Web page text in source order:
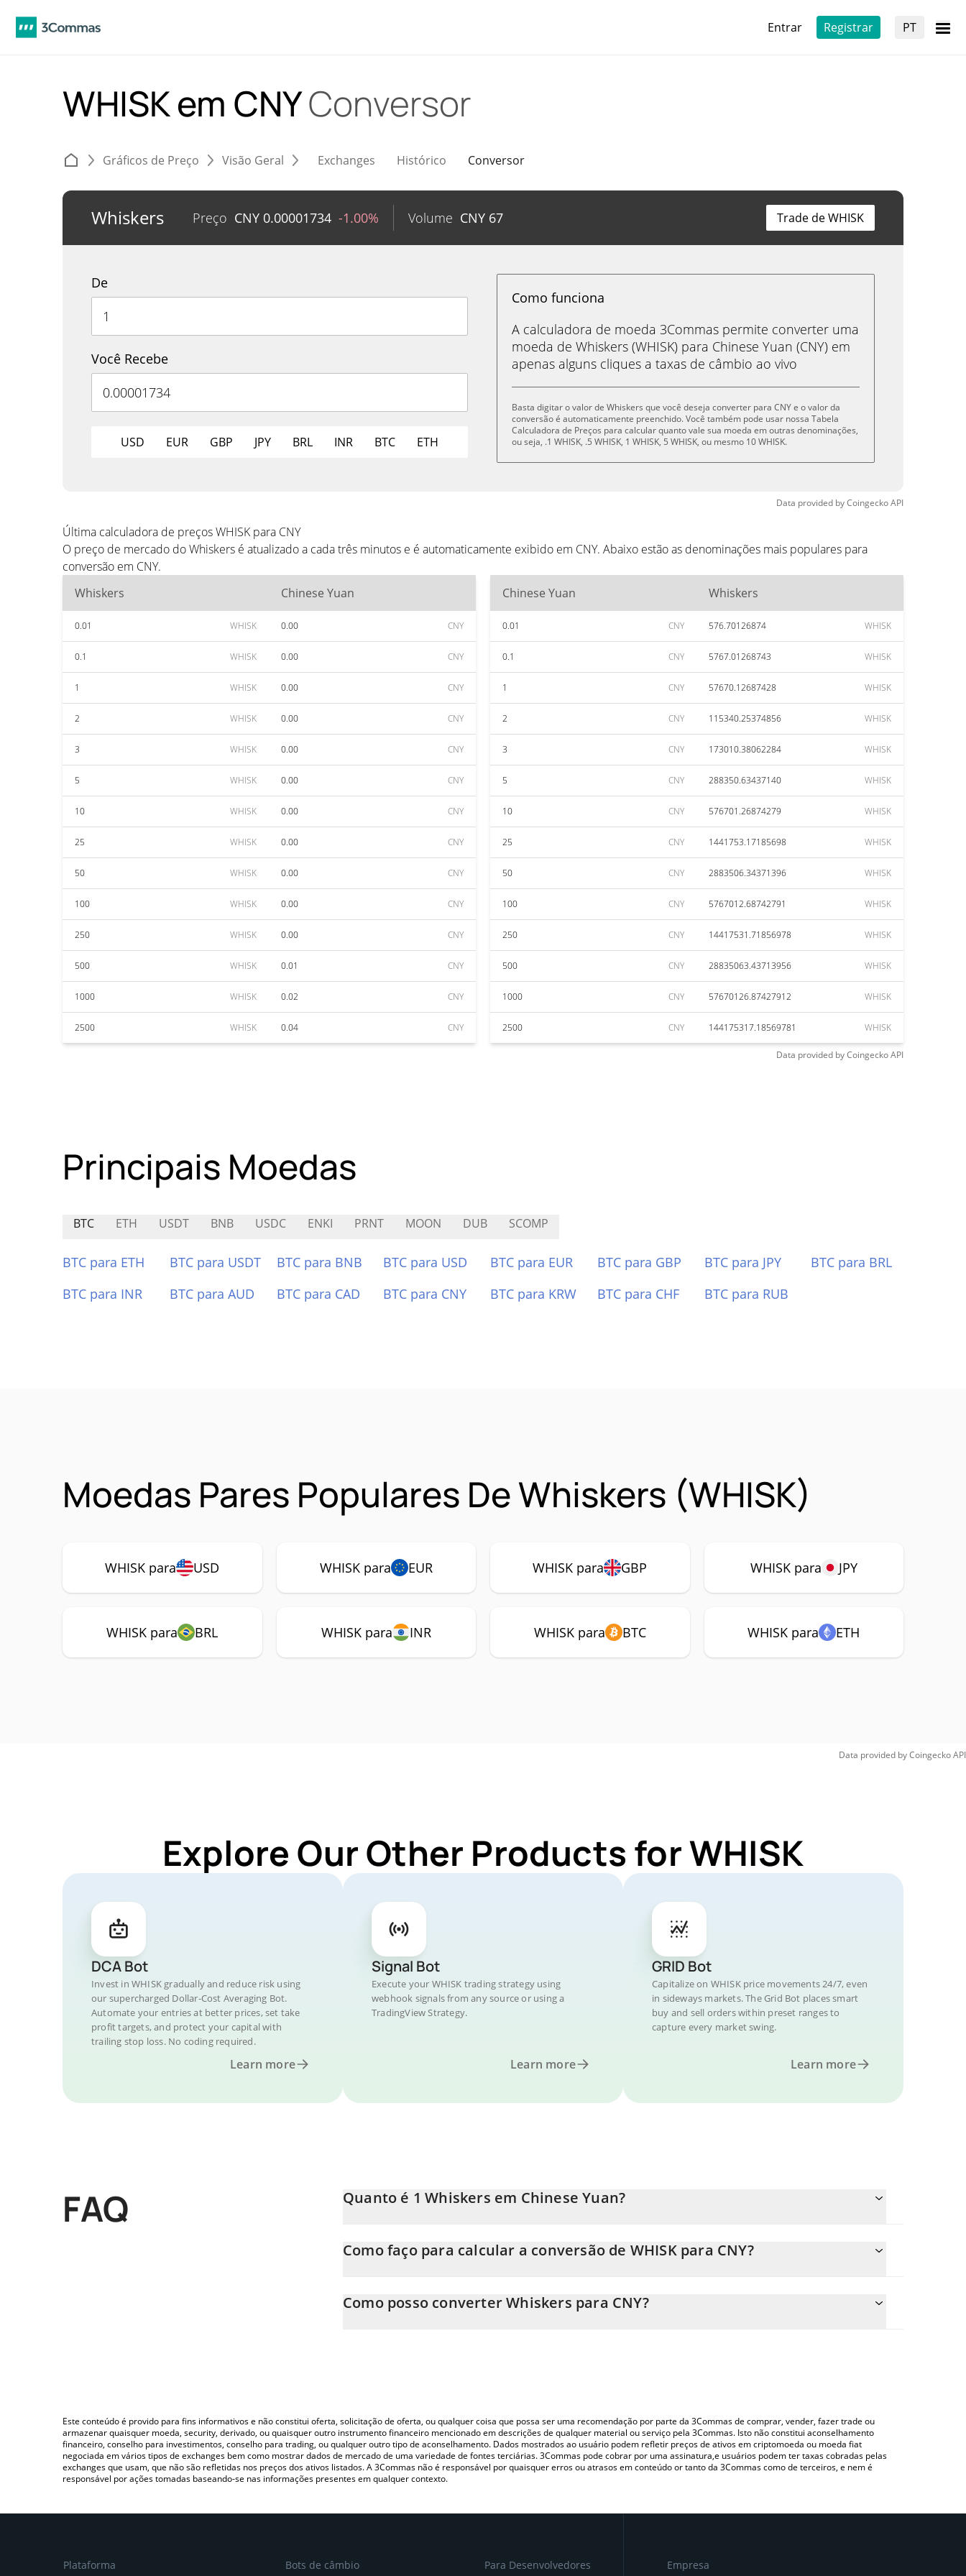
Entrar Registrar PT
WHISK em CNYConversor
Gráficos de Preço Visão Geral Exchanges Histórico Conversor
Whiskers Preço CNY 0.00001734 -1.00% Volume CNY 67 Trade de WHISK
De
Você Recebe
USD EUR GBP JPY BRL INR BTC ETH
Como funciona
A calculadora de moeda 3Commas permite converter uma
moeda de Whiskers (WHISK) para Chinese Yuan (CNY) em
apenas alguns cliques a taxas de câmbio ao vivo
Basta digitar o valor de Whiskers que você deseja converter para CNY e o valor da
conversão é automaticamente preenchido. Você também pode usar nossa Tabela
Calculadora de Preços para calcular quanto vale sua moeda em outras denominações,
ou seja, .1 WHISK, .5 WHISK, 1 WHISK, 5 WHISK, ou mesmo 10 WHISK.
Data provided byCoingeckoAPI
Última calculadora de preços WHISK para CNY
O preço de mercado do Whiskers é atualizado a cada três minutos e é automaticamente exibido em CNY. Abaixo estão as denominações mais populares para
conversão em CNY.
Whiskers
Chinese Yuan
0.01 WHISK 0.00 CNY
0.1 WHISK 0.00 CNY
1 WHISK 0.00 CNY
2 WHISK 0.00 CNY
3 WHISK 0.00 CNY
5 WHISK 0.00 CNY
10 WHISK 0.00 CNY
25 WHISK 0.00 CNY
50 WHISK 0.00 CNY
100 WHISK 0.00 CNY
250 WHISK 0.00 CNY
500 WHISK 0.01 CNY
1000 WHISK 0.02 CNY
2500 WHISK 0.04 CNY
Chinese Yuan Whiskers
0.01 CNY 576.70126874 WHISK
0.1 CNY 5767.01268743 WHISK
1 CNY 57670.12687428 WHISK
2 CNY 115340.25374856 WHISK
3 CNY 173010.38062284 WHISK
5 CNY 288350.63437140 WHISK
10 CNY 576701.26874279 WHISK
25 CNY 1441753.17185698 WHISK
50 CNY 2883506.34371396 WHISK
100 CNY 5767012.68742791 WHISK
250 CNY 14417531.71856978 WHISK
500 CNY 28835063.43713956 WHISK
1000 CNY 57670126.87427912 WHISK
2500 CNY 144175317.18569781 WHISK
Data provided byCoingeckoAPI
Principais Moedas
BTC ETH USDT BNB USDC ENKI PRNT MOON DUB SCOMP
BTC para ETH BTC para USDT BTC para BNB BTC para USD BTC para EUR BTC para GBP BTC para JPY
BTC para BRL
BTC para INR
BTC para AUD BTC para CAD BTC para CNY BTC para KRW BTC para CHF BTC para RUB
Moedas Pares Populares De Whiskers (WHISK)
WHISK para USD WHISK para EUR WHISK para GBP WHISK para JPY
WHISK para BRL WHISK para INR WHISK para BTC WHISK para ETH
Data provided byCoingeckoAPI
Explore Our Other Products for WHISK
DCA Bot
Invest in WHISK gradually and reduce risk using
our supercharged Dollar-Cost Averaging Bot.
Automate your entries at better prices, set take
profit targets, and protect your capital with
trailing stop loss. No coding required.
Learn more
Signal Bot
Execute your WHISK trading strategy using
webhook signals from any source or using a
TradingView Strategy.
Learn more
GRID Bot
Capitalize on WHISK price movements 24/7, even
in sideways markets. The Grid Bot places smart
buy and sell orders within preset ranges to
capture every market swing.
Learn more
FAQ Quanto é 1 Whiskers em Chinese Yuan?
Neste momento, 1 Whiskers equivale a 0.00001734 CNY
Como faço para calcular a conversão de WHISK para CNY?
simplesmente inserindo a quantidade de Whiskers no campo correspondente e converterá automaticamente o valor
em Chinese Yuan (CNY).
Como posso converter Whiskers para CNY?
Este conteúdo é provido para fins informativos e não constitui oferta, solicitação de oferta, ou qualquer coisa que possa ser uma recomendação por parte da 3Commas de comprar, vender, fazer trade ou
armazenar quaisquer moeda, security, derivado, ou quaisquer outro instrumento financeiro mencionado em descrições de qualquer material ou serviço pela 3Commas. Isto não constitui aconselhamento
financeiro, conselho para investimentos, conselho para trading, ou qualquer outro tipo de aconselhamento. Dados mostrados ao usuário podem refletir preços de ativos em criptomoeda ou moeda fiat
negociada em vários tipos de exchanges bem como mostrar dados de mercado de uma variedade de fontes terciárias. 3Commas pode cobrar por uma assinatura,e usuários podem ter taxas cobradas pelas
exchanges que usam, que não são refletidas nos preços dos ativos listados. A 3Commas não é responsável por quaisquer erros ou atrasos em conteúdo or tanto da 3Commas como de terceiros, e nem é
responsável por ações tomadas baseando-se nas informações presentes em qualquer contexto.
Plataforma Bots de câmbio Para Desenvolvedores Empresa